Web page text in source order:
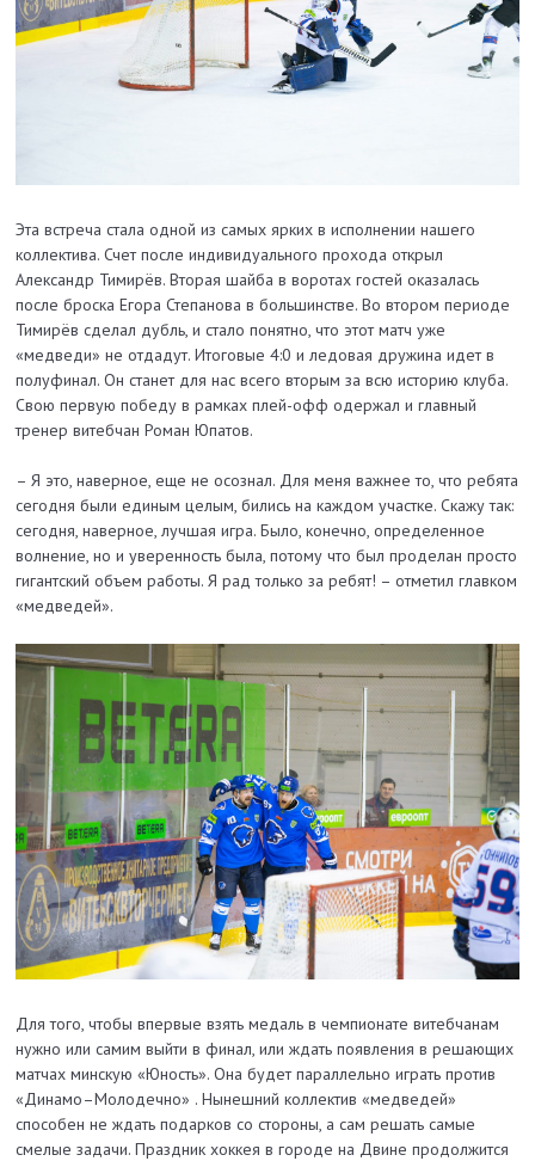
Эта встреча стала одной из самых ярких в исполнении нашего
коллектива. Счет после индивидуального прохода открыл
Александр Тимирёв. Вторая шайба в воротах гостей оказалась
после броска Егора Степанова в большинстве. Во втором периоде
Тимирёв сделал дубль, и стало понятно, что этот матч уже
«медведи» не отдадут. Итоговые 4:0 и ледовая дружина идет в
полуфинал. Он станет для нас всего вторым за всю историю клуба.
Свою первую победу в рамках плей-офф одержал и главный
тренер витебчан Роман Юпатов.
– Я это, наверное, еще не осознал. Для меня важнее то, что ребята
сегодня были единым целым, бились на каждом участке. Скажу так:
сегодня, наверное, лучшая игра. Было, конечно, определенное
волнение, но и уверенность была, потому что был проделан просто
гигантский объем работы. Я рад только за ребят! – отметил главком
«медведей».
Для того, чтобы впервые взять медаль в чемпионате витебчанам
нужно или самим выйти в финал, или ждать появления в решающих
матчах минскую «Юность». Она будет параллельно играть против
«Динамо–Молодечно» . Нынешний коллектив «медведей»
способен не ждать подарков со стороны, а сам решать самые
смелые задачи. Праздник хоккея в городе на Двине продолжится